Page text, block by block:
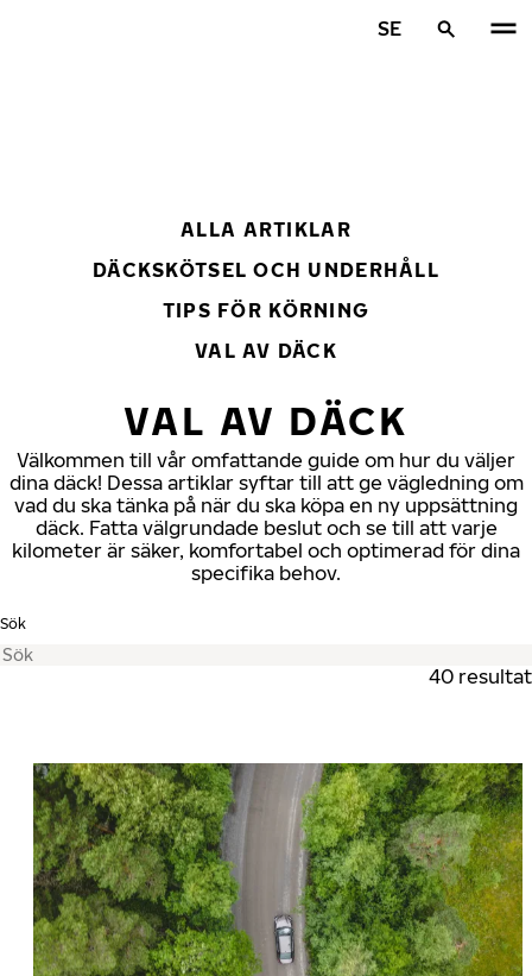
SE
ALLA ARTIKLAR
DÄCKSKÖTSEL OCH UNDERHÅLL
TIPS FÖR KÖRNING
VAL AV DÄCK
VAL AV DÄCK
Välkommen till vår omfattande guide om hur du väljer
dina däck! Dessa artiklar syftar till att ge vägledning om
vad du ska tänka på när du ska köpa en ny uppsättning
däck. Fatta välgrundade beslut och se till att varje
kilometer är säker, komfortabel och optimerad för dina
specifika behov.
Sök
40 resultat